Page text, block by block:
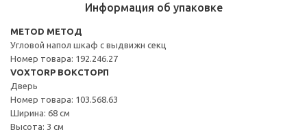
Информация об упаковке
METOD МЕТОД
Угловой напол шкаф с выдвижн секц
Номер товара: 192.246.27
VOXTORP ВОКСТОРП
Дверь
Номер товара: 103.568.63
Ширина: 68 см
Высота: 3 см